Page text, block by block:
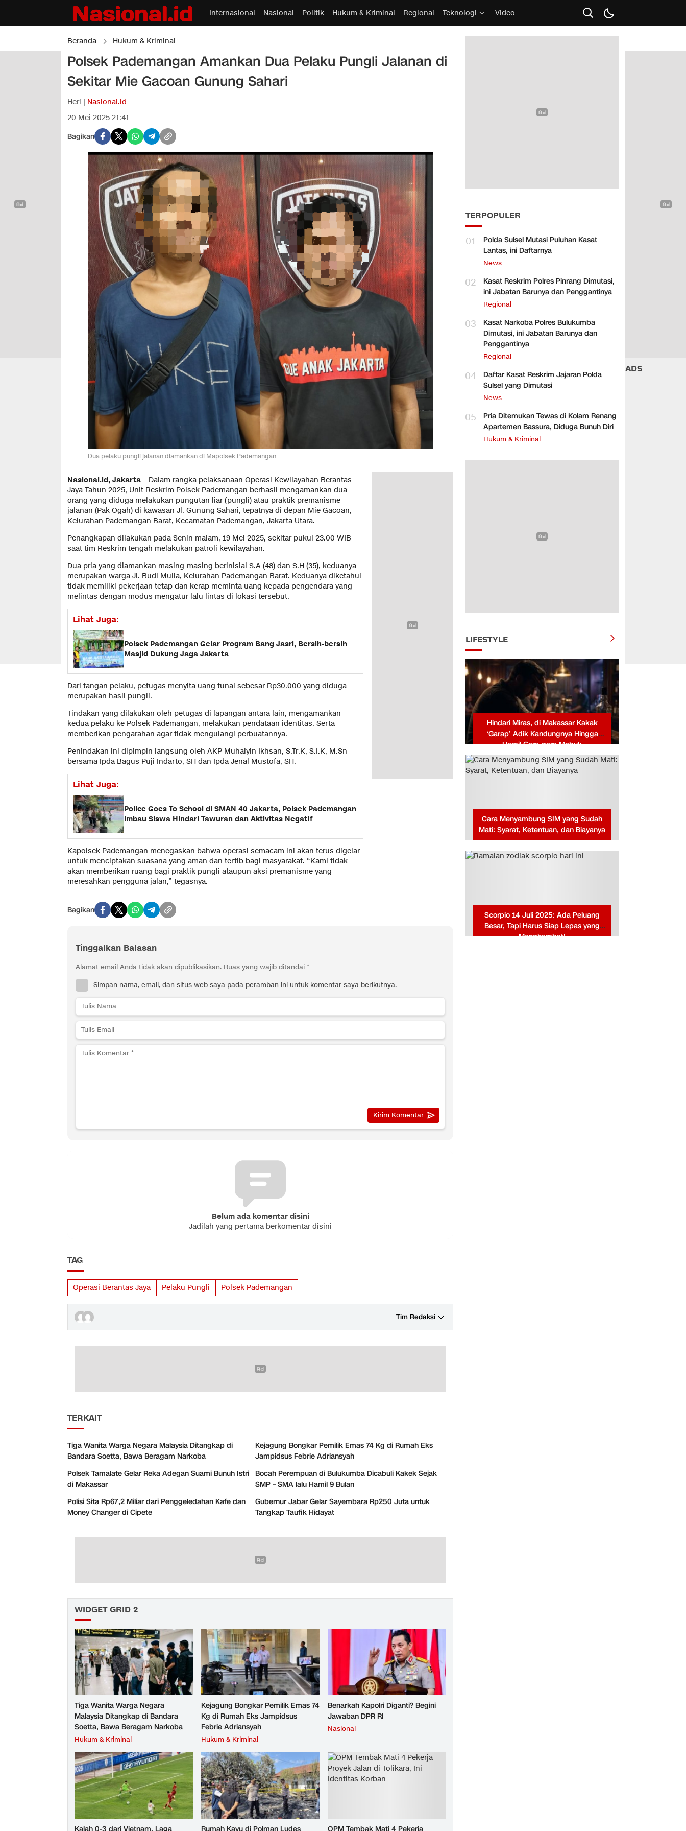
Internasional Nasional Politik Hukum & Kriminal Regional Teknologi Video
Beranda Hukum & Kriminal
Polsek Pademangan Amankan Dua Pelaku Pungli Jalanan di
Sekitar Mie Gacoan Gunung Sahari
Heri | Nasional.id
20 Mei 2025 21:41
Bagikan
Dua pelaku pungli jalanan diamankan di Mapolsek Pademangan
Nasional.id, Jakarta – Dalam rangka pelaksanaan Operasi Kewilayahan Berantas
Jaya Tahun 2025, Unit Reskrim Polsek Pademangan berhasil mengamankan dua
orang yang diduga melakukan pungutan liar (pungli) atau praktik premanisme
jalanan (Pak Ogah) di kawasan Jl. Gunung Sahari, tepatnya di depan Mie Gacoan,
Kelurahan Pademangan Barat, Kecamatan Pademangan, Jakarta Utara.
Penangkapan dilakukan pada Senin malam, 19 Mei 2025, sekitar pukul 23.00 WIB
saat tim Reskrim tengah melakukan patroli kewilayahan.
Dua pria yang diamankan masing-masing berinisial S.A (48) dan S.H (35), keduanya
merupakan warga Jl. Budi Mulia, Kelurahan Pademangan Barat. Keduanya diketahui
tidak memiliki pekerjaan tetap dan kerap meminta uang kepada pengendara yang
melintas dengan modus mengatur lalu lintas di lokasi tersebut.
Lihat Juga:
Polsek Pademangan Gelar Program Bang Jasri, Bersih-bersih
Masjid Dukung Jaga Jakarta
Dari tangan pelaku, petugas menyita uang tunai sebesar Rp30.000 yang diduga
merupakan hasil pungli.
Tindakan yang dilakukan oleh petugas di lapangan antara lain, mengamankan
kedua pelaku ke Polsek Pademangan, melakukan pendataan identitas. Serta
memberikan pengarahan agar tidak mengulangi perbuatannya.
Penindakan ini dipimpin langsung oleh AKP Muhaiyin Ikhsan, S.Tr.K, S.I.K, M.Sn
bersama Ipda Bagus Puji Indarto, SH dan Ipda Jenal Mustofa, SH.
Lihat Juga:
Police Goes To School di SMAN 40 Jakarta, Polsek Pademangan
Imbau Siswa Hindari Tawuran dan Aktivitas Negatif
Kapolsek Pademangan menegaskan bahwa operasi semacam ini akan terus digelar
untuk menciptakan suasana yang aman dan tertib bagi masyarakat. “Kami tidak
akan memberikan ruang bagi praktik pungli ataupun aksi premanisme yang
meresahkan pengguna jalan,” tegasnya.
Bagikan
Tinggalkan Balasan
Alamat email Anda tidak akan dipublikasikan. Ruas yang wajib ditandai *
Simpan nama, email, dan situs web saya pada peramban ini untuk komentar saya berikutnya.
Belum ada komentar disini
Jadilah yang pertama berkomentar disini
TAG
Operasi Berantas Jaya Pelaku Pungli Polsek Pademangan
Tim Redaksi
TERKAIT
Tiga Wanita Warga Negara Malaysia Ditangkap di
Bandara Soetta, Bawa Beragam Narkoba
Kejagung Bongkar Pemilik Emas 74 Kg di Rumah Eks
Jampidsus Febrie Adriansyah
Polsek Tamalate Gelar Reka Adegan Suami Bunuh Istri
di Makassar
Bocah Perempuan di Bulukumba Dicabuli Kakek Sejak
SMP – SMA lalu Hamil 9 Bulan
Polisi Sita Rp67,2 Miliar dari Penggeledahan Kafe dan
Money Changer di Cipete
Gubernur Jabar Gelar Sayembara Rp250 Juta untuk
Tangkap Taufik Hidayat
WIDGET GRID 2
Tiga Wanita Warga Negara
Malaysia Ditangkap di Bandara
Soetta, Bawa Beragam Narkoba
Hukum & Kriminal
Kejagung Bongkar Pemilik Emas 74
Kg di Rumah Eks Jampidsus
Febrie Adriansyah
Hukum & Kriminal
Benarkah Kapolri Diganti? Begini
Jawaban DPR RI
Nasional
TERPOPULER
01
Polda Sulsel Mutasi Puluhan Kasat
Lantas, ini Daftarnya
News
02
Kasat Reskrim Polres Pinrang Dimutasi,
ini Jabatan Barunya dan Penggantinya
Regional
03
Kasat Narkoba Polres Bulukumba
Dimutasi, ini Jabatan Barunya dan
Penggantinya
Regional
04
Daftar Kasat Reskrim Jajaran Polda
Sulsel yang Dimutasi
News
05
Pria Ditemukan Tewas di Kolam Renang
Apartemen Bassura, Diduga Bunuh Diri
Hukum & Kriminal
LIFESTYLE
Hindari Miras, di Makassar Kakak
‘Garap’ Adik Kandungnya Hingga
Hamil Gara-gara Mabuk
Cara Menyambung SIM yang Sudah
Mati: Syarat, Ketentuan, dan Biayanya
Scorpio 14 Juli 2025: Ada Peluang
Besar, Tapi Harus Siap Lepas yang
Menghambat!
ADS